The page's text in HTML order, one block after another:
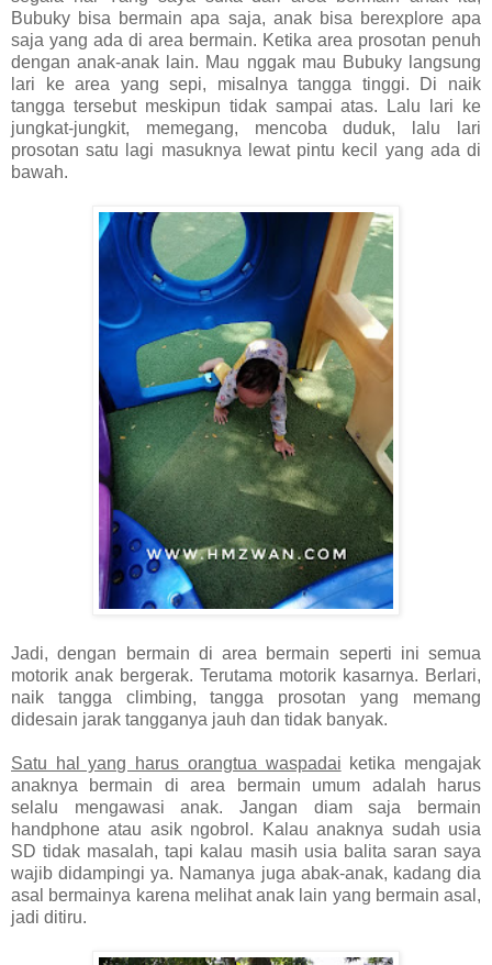
Bubuky bisa bermain apa saja, anak bisa berexplore apa
saja yang ada di area bermain. Ketika area prosotan penuh
dengan anak-anak lain. Mau nggak mau Bubuky langsung
lari ke area yang sepi, misalnya tangga tinggi. Di naik
tangga tersebut meskipun tidak sampai atas. Lalu lari ke
jungkat-jungkit, memegang, mencoba duduk, lalu lari
prosotan satu lagi masuknya lewat pintu kecil yang ada di
bawah.
Jadi, dengan bermain di area bermain seperti ini semua
motorik anak bergerak. Terutama motorik kasarnya. Berlari,
naik tangga climbing, tangga prosotan yang memang
didesain jarak tangganya jauh dan tidak banyak.
Satu hal yang harus orangtua waspadai ketika mengajak
anaknya bermain di area bermain umum adalah harus
selalu mengawasi anak. Jangan diam saja bermain
handphone atau asik ngobrol. Kalau anaknya sudah usia
SD tidak masalah, tapi kalau masih usia balita saran saya
wajib didampingi ya. Namanya juga abak-anak, kadang dia
asal bermainya karena melihat anak lain yang bermain asal,
jadi ditiru.